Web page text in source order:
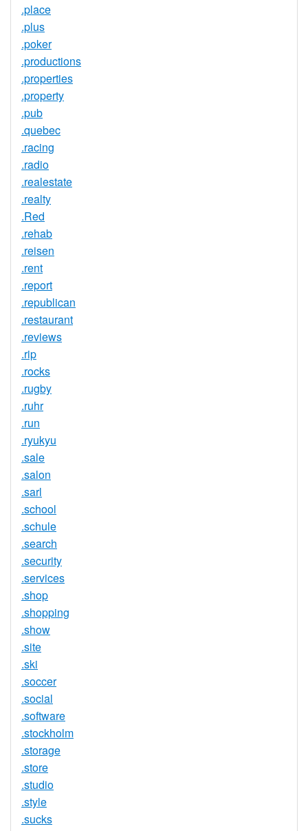
.place
.plus
.poker
.productions
.properties
.property
.pub
.quebec
.racing
.radio
.realestate
.realty
.Red
.rehab
.reisen
.rent
.report
.republican
.restaurant
.reviews
.rip
.rocks
.rugby
.ruhr
.run
.ryukyu
.sale
.salon
.sarl
.school
.schule
.search
.security
.services
.shop
.shopping
.show
.site
.ski
.soccer
.social
.software
.stockholm
.storage
.store
.studio
.style
.sucks